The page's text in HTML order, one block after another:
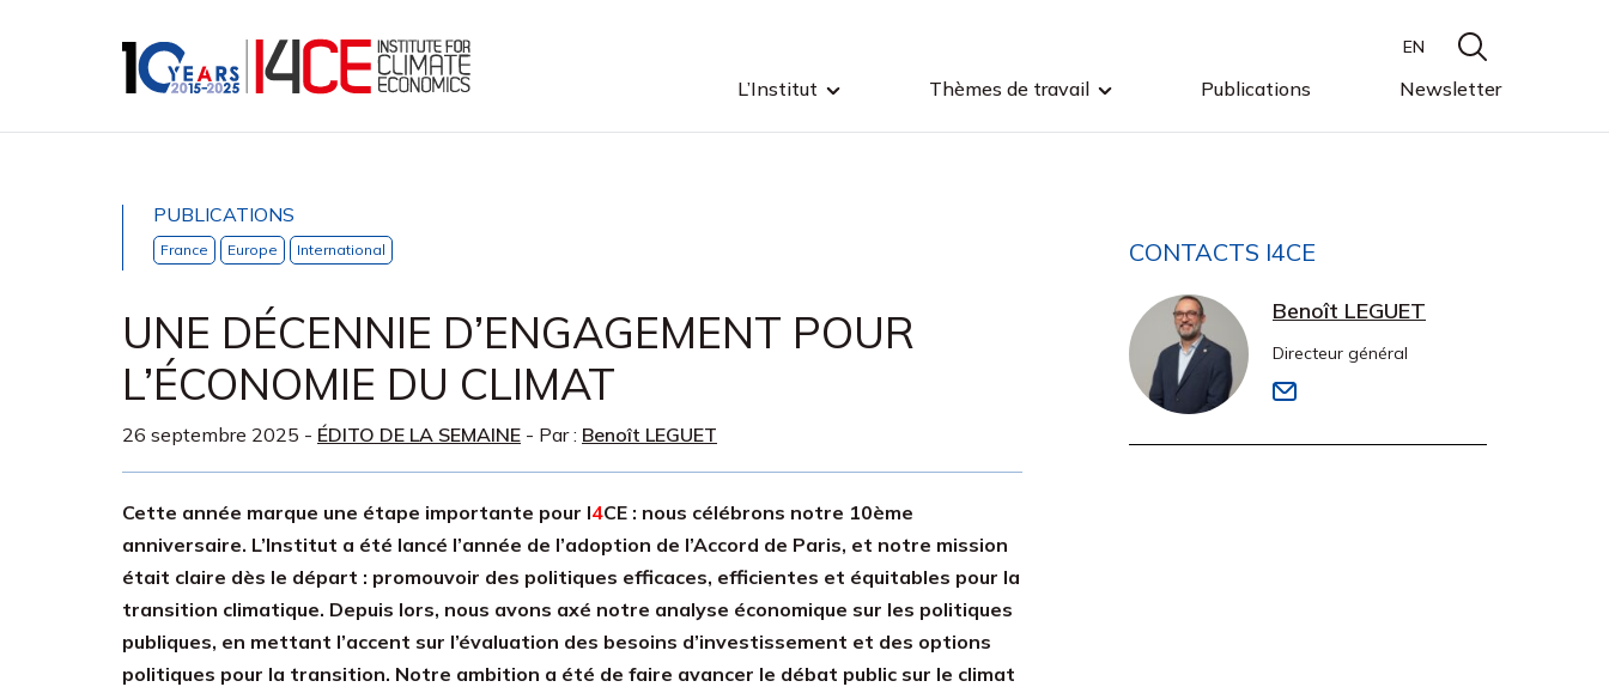
L’Institut Thèmes de travail Publications Newsletter
EN
PUBLICATIONS
France Europe International
UNE DÉCENNIE D’ENGAGEMENT POUR
L’ÉCONOMIE DU CLIMAT
26 septembre 2025 - ÉDITO DE LA SEMAINE - Par : Benoît LEGUET
Cette année marque une étape importante pour I4CE : nous célébrons notre 10ème
anniversaire. L’Institut a été lancé l’année de l’adoption de l’Accord de Paris, et notre mission
était claire dès le départ : promouvoir des politiques efficaces, efficientes et équitables pour la
transition climatique. Depuis lors, nous avons axé notre analyse économique sur les politiques
publiques, en mettant l’accent sur l’évaluation des besoins d’investissement et des options
politiques pour la transition. Notre ambition a été de faire avancer le débat public sur le climat
CONTACTS I4CE
Benoît LEGUET
Directeur général